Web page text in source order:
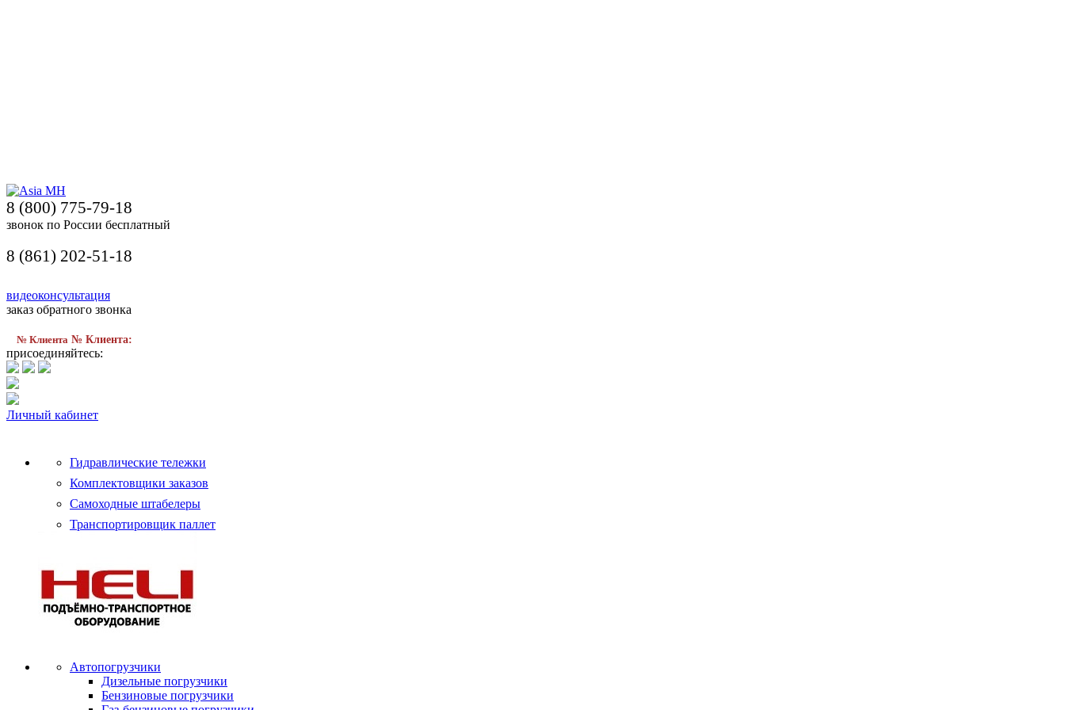
8 (800) 775-79-18
звонок по России бесплатный
8 (861) 202-51-18
видеоконсультация
заказ обратного звонка
№ Клиента № Клиента:
присоединяйтесь:
Личный кабинет
Гидравлические тележки
Комплектовщики заказов
Самоходные штабелеры
Транспортировщик паллет
Автопогрузчики
Дизельные погрузчики
Бензиновые погрузчики